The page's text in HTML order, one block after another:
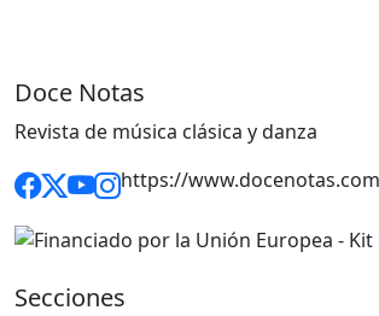
Doce Notas
Revista de música clásica y danza
https://
Secciones